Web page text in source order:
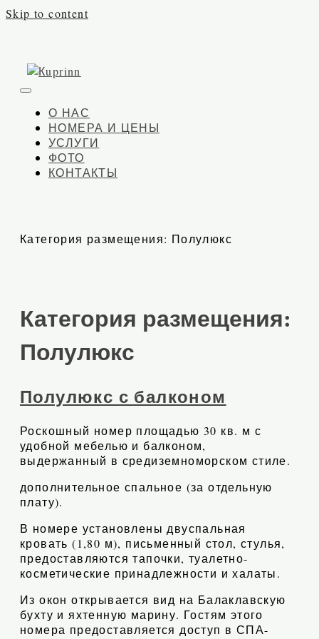
Skip to content
Кuprinn
Гостевой дом в Балаклаве
О НАС
НОМЕРА И ЦЕНЫ
УСЛУГИ
ФОТО
КОНТАКТЫ
Категория размещения: Полулюкс
Категория размещения:
Полулюкс
Полулюкс с балконом
Роскошный номер площадью 30 кв. м с
удобной мебелью и балконом,
выдержанный в средиземноморском стиле.
дополнительное спальное (за отдельную
плату).
В номере установлены двуспальная
кровать (1,80 м), письменный стол, стулья,
предоставляются тапочки, туалетно-
косметические принадлежности и халаты.
Из окон открывается вид на Балаклавскую
бухту и яхтенную марину. Гостям этого
номера предоставляется доступ в СПА-